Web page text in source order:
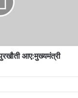
आए:मुख्यमंत्री